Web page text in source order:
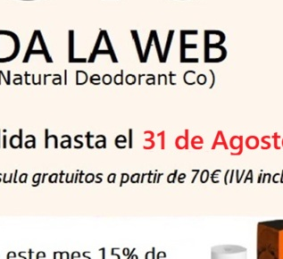
IAP PHARMA Perfume Hombre Nº 56 150
ml
-10%